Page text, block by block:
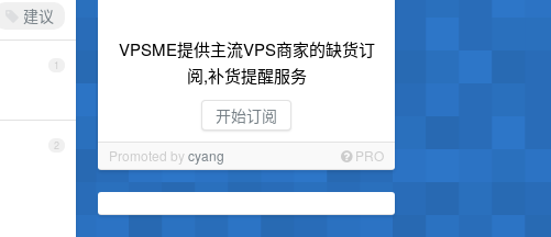
VPSME提供主流VPS商家的缺货订
阅,补货提醒服务
开始订阅
Promoted bycyang PRO
建议
1
2